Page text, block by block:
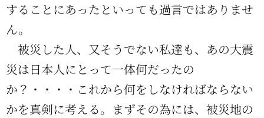
することにあったといっても過言ではありませ
ん。
被災した人、又そうでない私達も、あの大震
災は日本人にとって一体何だったの
か？・・・・これから何をしなければならない
かを真剣に考える。まずその為には、被災地の